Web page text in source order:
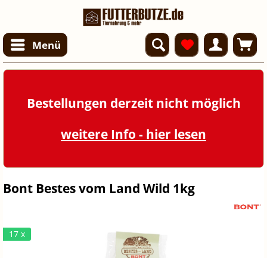
Menü
Bestellungen derzeit nicht möglich
weitere Info - hier lesen
Bont Bestes vom Land Wild 1kg
17 x